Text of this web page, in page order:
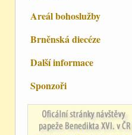
Areál bohoslužby
Brněnská diecéze
Další informace
Sponzoři